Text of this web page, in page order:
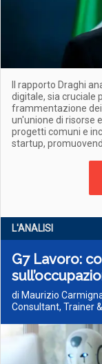
Il rapporto Draghi
digitale, sia cruciale
frammentazione
un'unione di risorse
progetti comuni e
startup,
L'ANALISI
G7 Lavoro:
di Maurizio
Consultant, Trainer